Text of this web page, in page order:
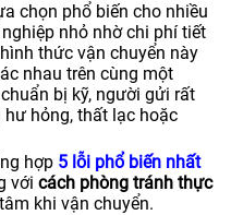
chọn phổ biến cho nhiều
nhỏ nhờ chi phí tiết
thức vận chuyển này
nhau trên cùng một
bị kỹ, người gửi rất
hỏng, thất lạc hoặc
hợp 5 lỗi phổ biến nhất
với cách phòng tránh thực
khi vận chuyển.